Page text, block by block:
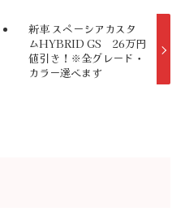
新車 スペーシアカスタ
ムHYBRID GS 26万円
値引き！※全グレード・
カラー選べます